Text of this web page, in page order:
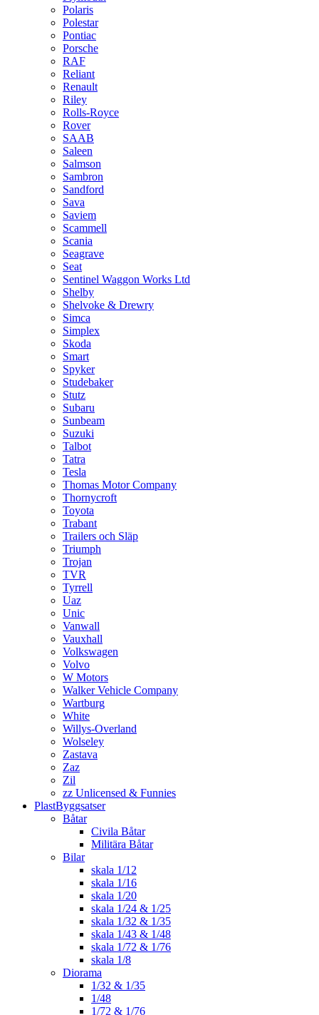
Polaris
Polestar
Pontiac
Porsche
RAF
Reliant
Renault
Riley
Rolls-Royce
Rover
SAAB
Saleen
Salmson
Sambron
Sandford
Sava
Saviem
Scammell
Scania
Seagrave
Seat
Sentinel Waggon Works Ltd
Shelby
Shelvoke & Drewry
Simca
Simplex
Skoda
Smart
Spyker
Studebaker
Stutz
Subaru
Sunbeam
Suzuki
Talbot
Tatra
Tesla
Thomas Motor Company
Thornycroft
Toyota
Trabant
Trailers och Släp
Triumph
Trojan
TVR
Tyrrell
Uaz
Unic
Vanwall
Vauxhall
Volkswagen
Volvo
W Motors
Walker Vehicle Company
Wartburg
White
Willys-Overland
Wolseley
Zastava
Zaz
Zil
zz Unlicensed & Funnies
PlastByggsatser
Båtar
Civila Båtar
Militära Båtar
Bilar
skala 1/12
skala 1/16
skala 1/20
skala 1/24 & 1/25
skala 1/32 & 1/35
skala 1/43 & 1/48
skala 1/72 & 1/76
skala 1/8
Diorama
1/32 & 1/35
1/48
1/72 & 1/76